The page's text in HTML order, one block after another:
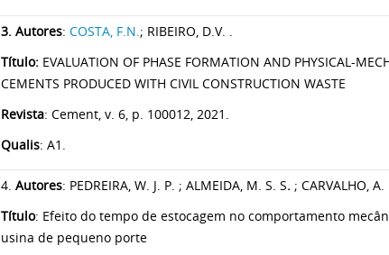
3. Autores: COSTA, F.N ; RIBEIRO, D.V. .
Título: EVALUATION OF PHASE FORMATION AND PHYSICAL-
CEMENTS PRODUCED WITH CIVIL CONSTRUCTION WASTE
Revista: Cement, v. 6, p. 100012, 2021.
Qualis: A1.
4. Autores: PEDREIRA, W. J. P. ; ALMEIDA, M. S. S. ; CARVALHO, A.
Título: Efeito do tempo de estocagem no comportamento
usina de pequeno porte